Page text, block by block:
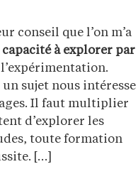
conseil que l’on m’a
capacité à explorer par
sujet nous intéresse
Il faut multiplier
d’explorer les
toute formation
[…]